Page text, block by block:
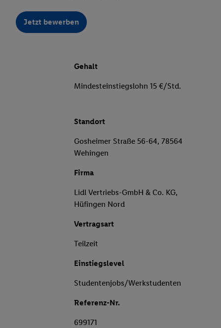
Jetzt bewerben
Gehalt
Mindesteinstiegslohn 15 €/Std.
Standort
Gosheimer Straße 56-64, 78564
Wehingen
Firma
Lidl Vertriebs-GmbH & Co. KG,
Hüfingen Nord
Vertragsart
Teilzeit
Einstiegslevel
Studentenjobs/Werkstudenten
Referenz-Nr.
699171